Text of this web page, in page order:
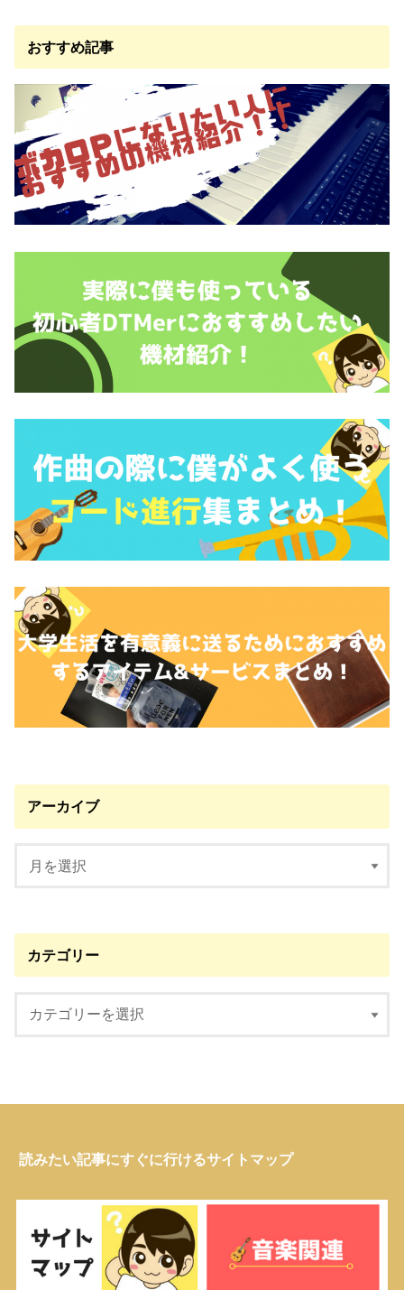
おすすめ記事
アーカイブ
カテゴリー
読みたい記事にすぐに行けるサイトマップ